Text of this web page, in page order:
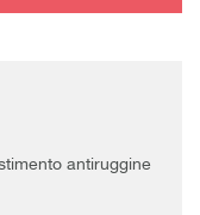
antiruggine